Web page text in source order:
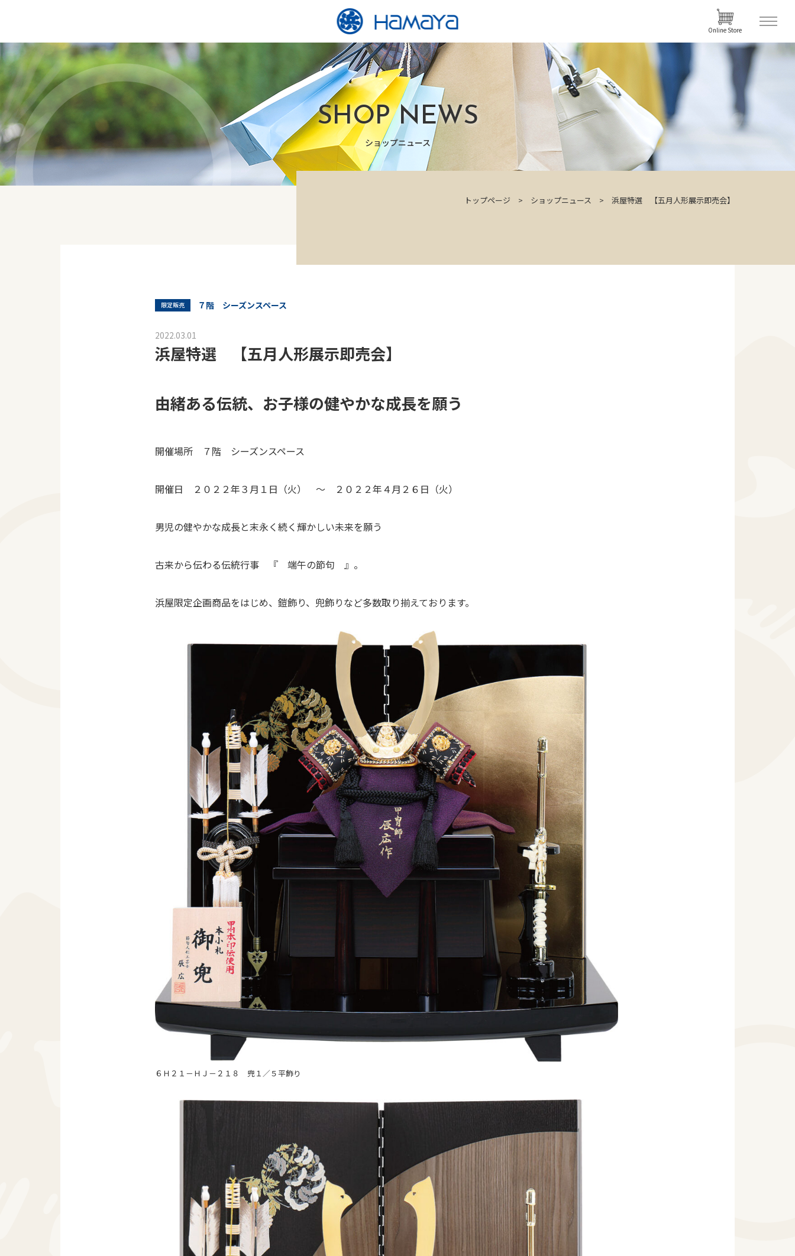
Online Store
SHOP NEWS
ショップニュース
トップページ ショップニュース 浜屋特選 【五月人形展示即売会】
限定販売 ７階 シーズンスペース
2022.03.01
浜屋特選 【五月人形展示即売会】
由緒ある伝統、お子様の健やかな成長を願う
開催場所 ７階 シーズンスペース
開催日 ２０２２年３月１日（火） ～ ２０２２年４月２６日（火）
男児の健やかな成長と末永く続く輝かしい未来を願う
古来から伝わる伝統行事 『 端午の節句 』。
浜屋限定企画商品をはじめ、鎧飾り、兜飾りなど多数取り揃えております。
６Ｈ２１－ＨＪ－２１８ 兜１／５平飾り